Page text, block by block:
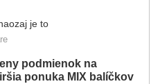
je to
podmienok na
ponuka MIX balíčkov